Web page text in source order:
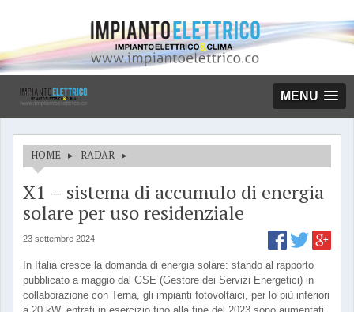
MENU
HOME ▸ RADAR ▸
X1 – sistema di accumulo di energia
solare per uso residenziale
23 settembre 2024
In Italia cresce la domanda di energia solare: stando al rapporto
pubblicato a maggio dal GSE (Gestore dei Servizi Energetici) in
collaborazione con Terna, gli impianti fotovoltaici, per lo più inferiori